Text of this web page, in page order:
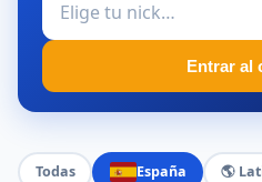
Entrar al
Todas España 🌎